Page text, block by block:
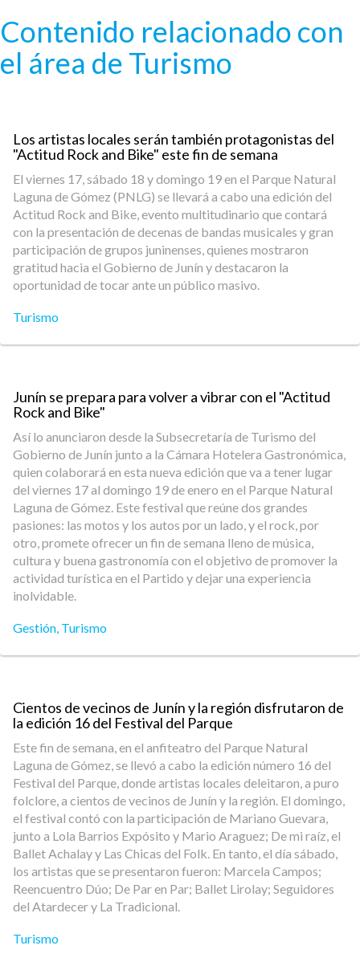
Contenido relacionado con
el área de Turismo
Los artistas locales serán también protagonistas del
"Actitud Rock and Bike" este fin de semana
El viernes 17, sábado 18 y domingo 19 en el Parque Natural
Laguna de Gómez (PNLG) se llevará a cabo una edición del
Actitud Rock and Bike, evento multitudinario que contará
con la presentación de decenas de bandas musicales y gran
participación de grupos juninenses, quienes mostraron
gratitud hacia el Gobierno de Junín y destacaron la
oportunidad de tocar ante un público masivo.
Turismo
Junín se prepara para volver a vibrar con el "Actitud
Rock and Bike"
Así lo anunciaron desde la Subsecretaría de Turismo del
Gobierno de Junín junto a la Cámara Hotelera Gastronómica,
quien colaborará en esta nueva edición que va a tener lugar
del viernes 17 al domingo 19 de enero en el Parque Natural
Laguna de Gómez. Este festival que reúne dos grandes
pasiones: las motos y los autos por un lado, y el rock, por
otro, promete ofrecer un fin de semana lleno de música,
cultura y buena gastronomía con el objetivo de promover la
actividad turística en el Partido y dejar una experiencia
inolvidable.
Gestión, Turismo
Cientos de vecinos de Junín y la región disfrutaron de
la edición 16 del Festival del Parque
Este fin de semana, en el anfiteatro del Parque Natural
Laguna de Gómez, se llevó a cabo la edición número 16 del
Festival del Parque, donde artistas locales deleitaron, a puro
folclore, a cientos de vecinos de Junín y la región. El domingo,
el festival contó con la participación de Mariano Guevara,
junto a Lola Barrios Expósito y Mario Araguez; De mi raíz, el
Ballet Achalay y Las Chicas del Folk. En tanto, el día sábado,
los artistas que se presentaron fueron: Marcela Campos;
Reencuentro Dúo; De Par en Par; Ballet Lirolay; Seguidores
del Atardecer y La Tradicional.
Turismo